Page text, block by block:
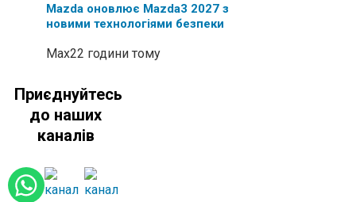
Mazda оновлює Mazda3 2027 з
новими технологіями безпеки
Max22 години тому
Приєднуйтесь
до наших
каналів